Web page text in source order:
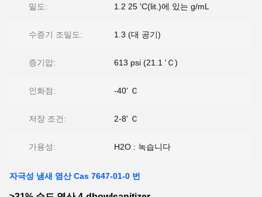
밀도: 1.2 25 'C(lit.)에 있는 g/mL
수증기 조밀도: 1.3 (대 공기)
증기압: 613 psi (21.1 'Ｃ)
인화점: -40' Ｃ
저장 조건: 2-8' Ｃ
가용성: H2O : 녹습니다
자극성 냄새 염산 Cas 7647-01-0 번